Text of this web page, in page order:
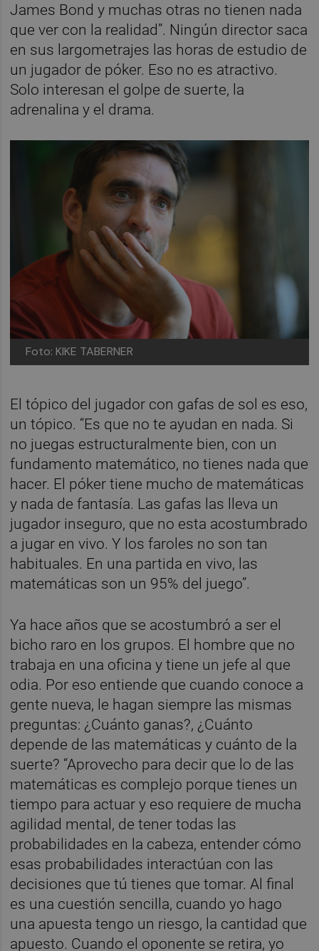
James Bond y muchas otras no tienen nada
que ver con la realidad”. Ningún director saca
en sus largometrajes las horas de estudio de
un jugador de póker. Eso no es atractivo.
Solo interesan el golpe de suerte, la
adrenalina y el drama.
Foto: KIKE TABERNER
El tópico del jugador con gafas de sol es eso,
un tópico. “Es que no te ayudan en nada. Si
no juegas estructuralmente bien, con un
fundamento matemático, no tienes nada que
hacer. El póker tiene mucho de matemáticas
y nada de fantasía. Las gafas las lleva un
jugador inseguro, que no esta acostumbrado
a jugar en vivo. Y los faroles no son tan
habituales. En una partida en vivo, las
matemáticas son un 95% del juego”.
Ya hace años que se acostumbró a ser el
bicho raro en los grupos. El hombre que no
trabaja en una oficina y tiene un jefe al que
odia. Por eso entiende que cuando conoce a
gente nueva, le hagan siempre las mismas
preguntas: ¿Cuánto ganas?, ¿Cuánto
depende de las matemáticas y cuánto de la
suerte? “Aprovecho para decir que lo de las
matemáticas es complejo porque tienes un
tiempo para actuar y eso requiere de mucha
agilidad mental, de tener todas las
probabilidades en la cabeza, entender cómo
esas probabilidades interactúan con las
decisiones que tú tienes que tomar. Al final
es una cuestión sencilla, cuando yo hago
una apuesta tengo un riesgo, la cantidad que
apuesto. Cuando el oponente se retira, yo